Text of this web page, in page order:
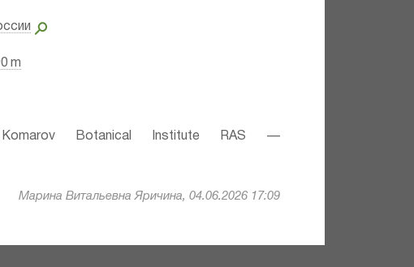
m
Botanical Institute RAS —
Марина Витальевна Яричина, 04.06.2026 17:09